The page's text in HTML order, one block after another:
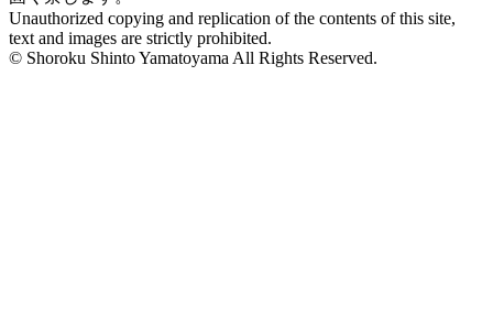
Unauthorized copying and replication of the contents of this site,
text and images are strictly prohibited.
© Shoroku Shinto Yamatoyama All Rights Reserved.